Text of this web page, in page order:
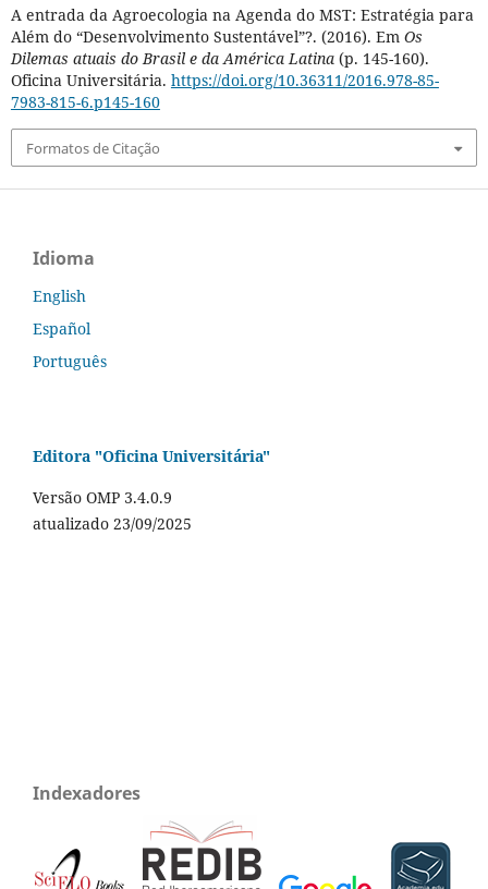
A entrada da Agroecologia na Agenda do MST: Estratégia para
Além do “Desenvolvimento Sustentável”?. (2016). Em Os
Dilemas atuais do Brasil e da América Latina(p. 145-160).
Oficina Universitária. https://doi.org/10.36311/2016.978-85-
7983-815-6.p145-160
Formatos de Citação
Idioma
English
Español
Português
Editora "Oficina Universitária"
Versão OMP 3.4.0.9
atualizado 23/09/2025
Indexadores